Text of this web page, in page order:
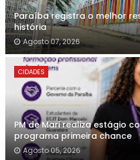
Paraíba registra o melhor
história
Agosto 07, 2026
CIDADES
PM de Mari realiza estágio
programa primeira chance
Agosto 05, 2026